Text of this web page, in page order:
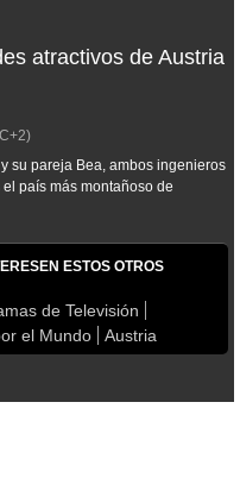
atractivos de Austria
su pareja Bea, ambos ingenieros
país más montañoso de
ESTOS OTROS
de Televisión
el Mundo Austria